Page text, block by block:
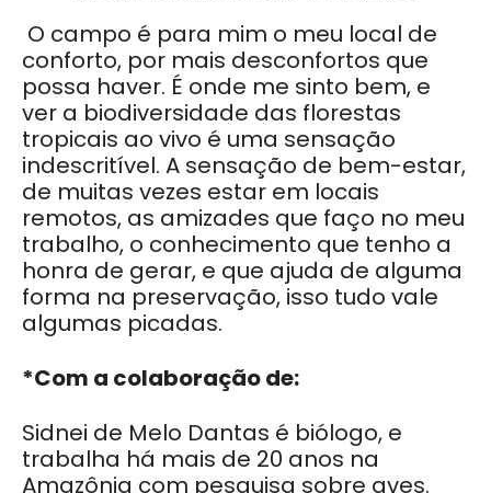
O campo é para mim o meu local de
conforto, por mais desconfortos que
possa haver. É onde me sinto bem, e
ver a biodiversidade das florestas
tropicais ao vivo é uma sensação
indescritível. A sensação de bem-estar,
de muitas vezes estar em locais
remotos, as amizades que faço no meu
trabalho, o conhecimento que tenho a
honra de gerar, e que ajuda de alguma
forma na preservação, isso tudo vale
algumas picadas.
*Com a colaboração de:
Sidnei de Melo Dantas é biólogo, e
trabalha há mais de 20 anos na
Amazônia com pesquisa sobre aves.